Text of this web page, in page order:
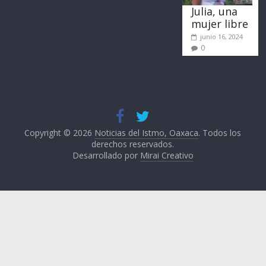
Julia, una
mujer libre
junio 16, 2024
0
Copyright © 2026 Noticias del Istmo, Oaxaca. Todos los
derechos reservados.
Desarrollado por Mirai Creativo